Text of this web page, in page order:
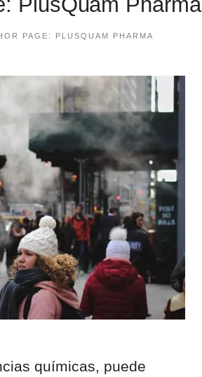
PAGE: PLUSQUAM PHARMA
químicas, puede